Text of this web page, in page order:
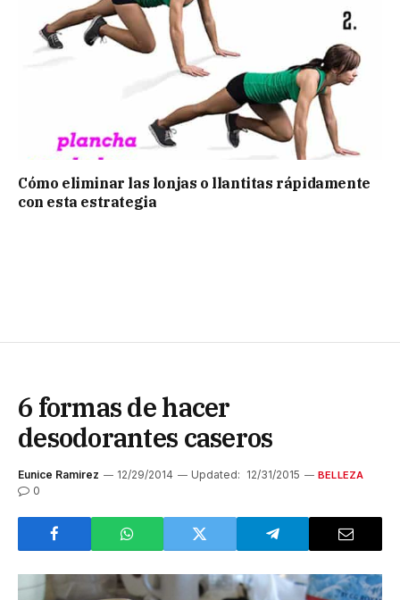
Cómo eliminar las lonjas o llantitas rápidamente
con esta estrategia
6 formas de hacer
desodorantes caseros
Eunice Ramirez 12/29/2014 Updated: 12/31/2015 BELLEZA
0